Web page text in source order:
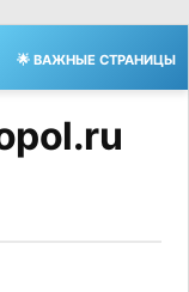
🌟 ВАЖНЫЕ СТРАНИЦЫ